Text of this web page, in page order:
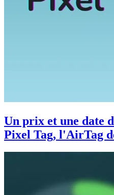
Un prix et une date
Pixel Tag, l'AirTag